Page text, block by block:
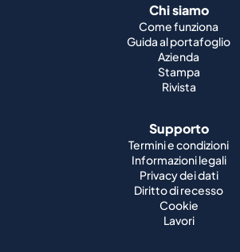
Chi siamo
Come funziona
Guida al portafoglio
Azienda
Stampa
Rivista
Supporto
Termini e condizioni
Informazioni legali
Privacy dei dati
Diritto di recesso
Cookie
Lavori